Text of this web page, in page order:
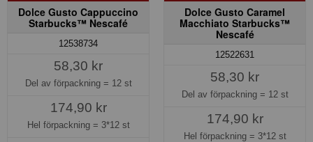
Dolce Gusto Cappuccino
Starbucks™ Nescafé
12538734
58,30 kr
Del av förpackning = 12 st
174,90 kr
Hel förpackning = 3*12 st
Dolce Gusto Caramel
Macchiato Starbucks™
Nescafé
12522631
58,30 kr
Del av förpackning = 12 st
174,90 kr
Hel förpackning = 3*12 st